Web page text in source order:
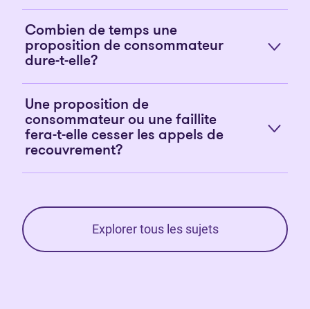
Combien de temps une
proposition de consommateur
dure-t-elle?
Une proposition de
consommateur ou une faillite
fera-t-elle cesser les appels de
recouvrement?
Explorer tous les sujets